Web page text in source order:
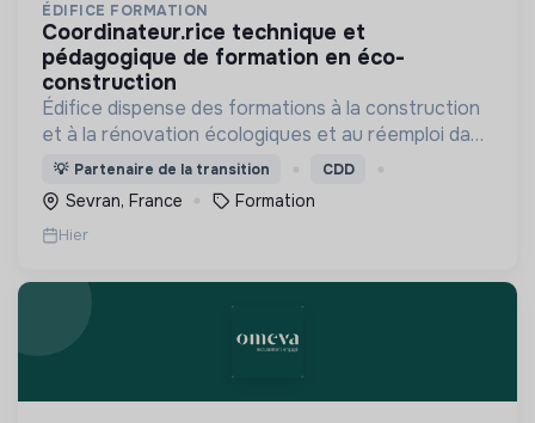
ÉDIFICE FORMATION
coordinateur.rice technique et
pédagogique de formation en éco-
construction
Édifice dispense des formations à la construction
et à la rénovation écologiques et au réemploi dans
le bâtiment. Nos formations s'adressent à des
personnes en activité et des demandeurs
d'emploi.
💡 Partenaire de la transition CDD
Sevran, France Formation
Hier